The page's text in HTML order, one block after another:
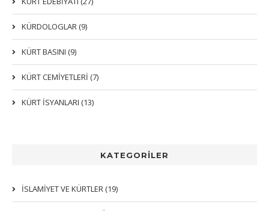
KATEGORİLER
İSLAMIYET VE KÜRTLER (19)
KÜRDOLOGLAR (9)
KÜRT BASINI (9)
KÜRT CEMİYETLERİ (7)
KÜRT İSYANLARI (13)